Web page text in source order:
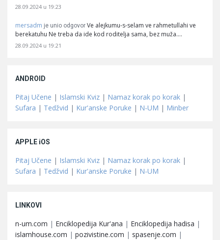
28.09.2024 u 19:23
mersadm je unio odgovor Ve alejkumu-s-selam ve rahmetullahi ve
berekatuhu Ne treba da ide kod roditelja sama, bez muža.…
28.09.2024 u 19:21
ANDROID
Pitaj Učene | Islamski Kviz | Namaz korak po korak |
Sufara | Tedžvid | Kur'anske Poruke | N-UM | Minber
APPLE iOS
Pitaj Učene | Islamski Kviz | Namaz korak po korak |
Sufara | Tedžvid | Kur'anske Poruke | N-UM
LINKOVI
n-um.com | Enciklopedija Kur'ana | Enciklopedija hadisa |
islamhouse.com | pozivistine.com | spasenje.com |